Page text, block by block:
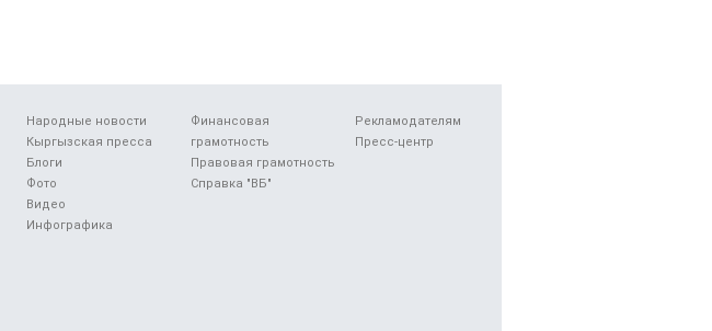
Народные новости
Кыргызская пресса
Блоги
Фото
Видео
Инфографика
Финансовая
грамотность
Правовая грамотность
Справка "ВБ"
Рекламодателям
Пресс-центр